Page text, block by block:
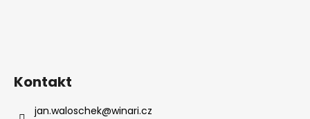
Kontakt
jan.waloschek@winari.cz